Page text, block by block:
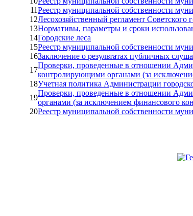
11Реестр муниципальной собственности
12Лесохозяйственный регламент Советского
13Нормативы, параметры и сроки
14Городские леса
15Реестр муниципальной собственности
16Заключение о результатах публичных
17
Проверки, проведенные в отношении
контролирующими органами (за
18Учетная политика Администрации
19
Проверки, проведенные в отношении
органами (за исключением финансового
20Реестр муниципальной собственности